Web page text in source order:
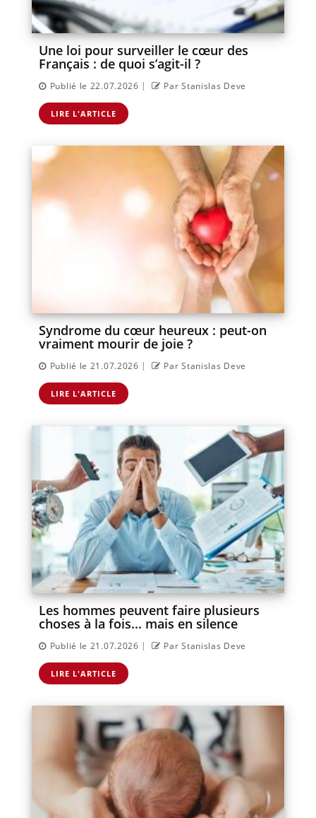
Une loi pour surveiller le cœur des
Français : de quoi s’agit-il ?
Publié le 22.07.2026 | Par Stanislas Deve
LIRE L'ARTICLE
Syndrome du cœur heureux : peut-on
vraiment mourir de joie ?
Publié le 21.07.2026 | Par Stanislas Deve
LIRE L'ARTICLE
Les hommes peuvent faire plusieurs
choses à la fois... mais en silence
Publié le 21.07.2026 | Par Stanislas Deve
LIRE L'ARTICLE